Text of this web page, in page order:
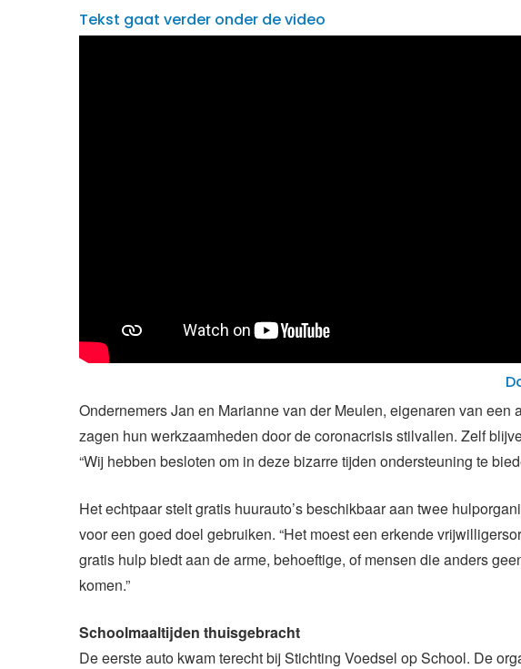
Tekst gaat verder onder de video
Ondernemers Jan en Marianne van der Meulen, eigenaren van een
zagen hun werkzaamheden door de coronacrisis stilvallen. Zelf
“Wij hebben besloten om in deze bizarre tijden ondersteuning te
Het echtpaar stelt gratis huurauto’s beschikbaar aan twee
voor een goed doel gebruiken. “Het moest een erkende
gratis hulp biedt aan de arme, behoeftige, of mensen die anders
komen.”
Schoolmaaltijden thuisgebracht
De eerste auto kwam terecht bij Stichting Voedsel op School. De